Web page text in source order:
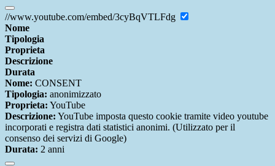
//www.youtube.com/embed/3cyBqVTLFdg
Nome
Tipologia
Proprieta
Descrizione
Durata
Nome: CONSENT
Tipologia: anonimizzato
Proprieta: YouTube
Descrizione: YouTube imposta questo cookie tramite video youtube
incorporati e registra dati statistici anonimi. (Utilizzato per il
consenso dei servizi di Google)
Durata: 2 anni